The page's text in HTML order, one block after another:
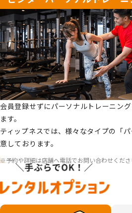
会員登録せずにパーソナルトレーニン
ます。
ティップネスでは、様々なタイプの「
意しております。
予約や詳細は店舗へ電話でお問い合わせくださ